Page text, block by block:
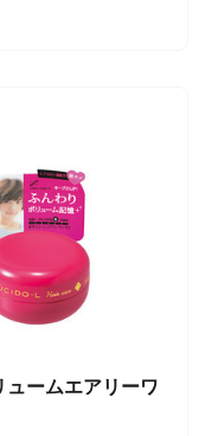
ームエアリーワ